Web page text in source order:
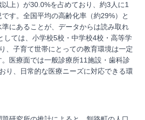
上）が30.0%を占めており、約3人に1
す。全国平均の高齢化率（約29%）と
にあることが、データからは読み取れ
しては、小学校5校・中学校4校・高等学
、子育て世帯にとっての教育環境は一定
医療面では一般診療所11施設・歯科診
り、日常的な医療ニーズに対応できる環